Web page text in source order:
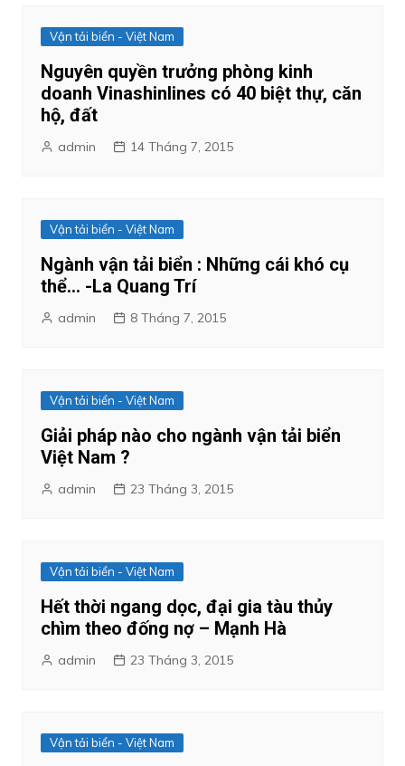
Vận tải biển - Việt Nam
Nguyên quyền trưởng phòng kinh
doanh Vinashinlines có 40 biệt thự, căn
hộ, đất
admin 14 Tháng 7, 2015
Vận tải biển - Việt Nam
Ngành vận tải biển : Những cái khó cụ
thể… -La Quang Trí
admin 8 Tháng 7, 2015
Vận tải biển - Việt Nam
Giải pháp nào cho ngành vận tải biển
Việt Nam ?
admin 23 Tháng 3, 2015
Vận tải biển - Việt Nam
Hết thời ngang dọc, đại gia tàu thủy
chìm theo đống nợ – Mạnh Hà
admin 23 Tháng 3, 2015
Vận tải biển - Việt Nam